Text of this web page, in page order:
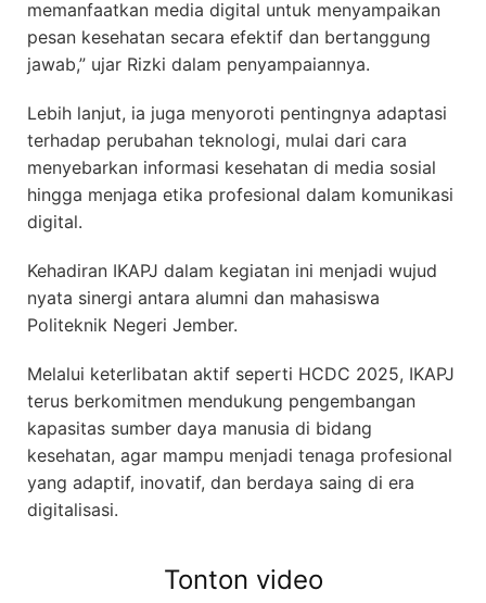
memanfaatkan media digital untuk menyampaikan
pesan kesehatan secara efektif dan bertanggung
jawab,” ujar Rizki dalam penyampaiannya.
Lebih lanjut, ia juga menyoroti pentingnya adaptasi
terhadap perubahan teknologi, mulai dari cara
menyebarkan informasi kesehatan di media sosial
hingga menjaga etika profesional dalam komunikasi
digital.
Kehadiran IKAPJ dalam kegiatan ini menjadi wujud
nyata sinergi antara alumni dan mahasiswa
Politeknik Negeri Jember.
Melalui keterlibatan aktif seperti HCDC 2025, IKAPJ
terus berkomitmen mendukung pengembangan
kapasitas sumber daya manusia di bidang
kesehatan, agar mampu menjadi tenaga profesional
yang adaptif, inovatif, dan berdaya saing di era
digitalisasi.
Tonton video